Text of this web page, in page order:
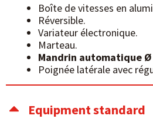
Boîte de vitesses en
Réversible.
Variateur électronique.
Marteau.
Mandrin automatique
Poignée latérale avec
Equipment standard